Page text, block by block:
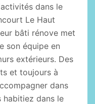
dans le
Le Haut
bâti rénove met
son équipe en
extérieurs. Des
et toujours à
dans
habitiez dans le